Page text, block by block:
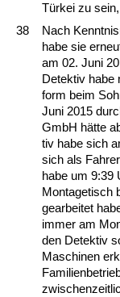
Türkei zu
38
Nach
ha­be sie
am 02. Ju­ni
De­tek­tiv ha­be
form beim
Ju­ni 2015
GmbH hätte
tiv ha­be sich
sich als
ha­be um 9:39
Mon­ta­ge­tisch
ge­ar­bei­tet
im­mer am
den De­tek­tiv
Ma­schi­nen